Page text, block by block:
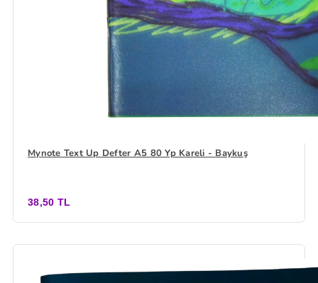
Mynote Text Up Defter A5 80 Yp Kareli - Baykuş
38,50 TL